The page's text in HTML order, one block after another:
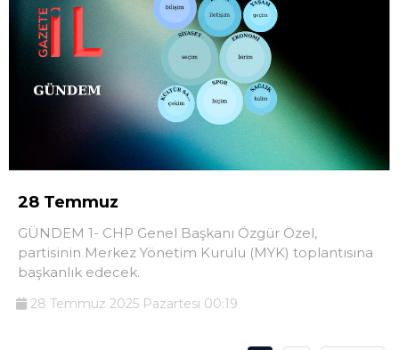
28 Temmuz
GÜNDEM 1- CHP Genel Başkanı Özgür Özel,
partisinin Merkez Yönetim Kurulu (MYK) toplantısına
başkanlık edecek.
28 Temmuz 2025 Pazartesi 00:19